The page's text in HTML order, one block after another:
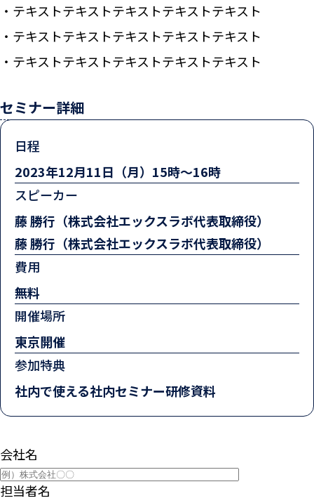
テキストテキストテキストテキストテキスト
テキストテキストテキストテキストテキスト
テキストテキストテキストテキストテキスト
セミナー詳細
日程
2023年12月11日（月）15時〜16時
スピーカー
藤 勝行（株式会社エックスラボ代表取締役）
藤 勝行（株式会社エックスラボ代表取締役）
費用
無料
開催場所
東京開催
参加特典
社内で使える社内セミナー研修資料
会社名
担当者名